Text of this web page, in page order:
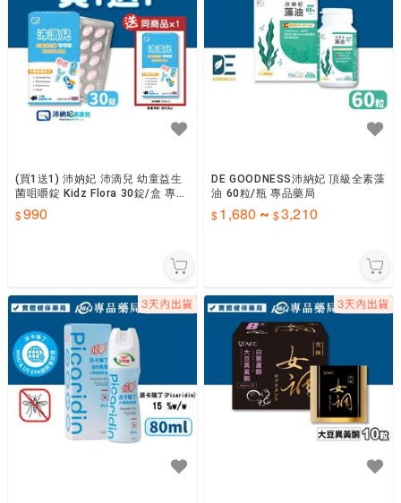
(買1送1) 沛妠妃 沛滴兒 幼童益生
菌咀嚼錠 Kidz Flora 30錠/盒 專品
藥局 【2033925】
990
DE GOODNESS沛納妃 頂級全素藻
油 60粒/瓶 專品藥局
1,680 ~ 3,210